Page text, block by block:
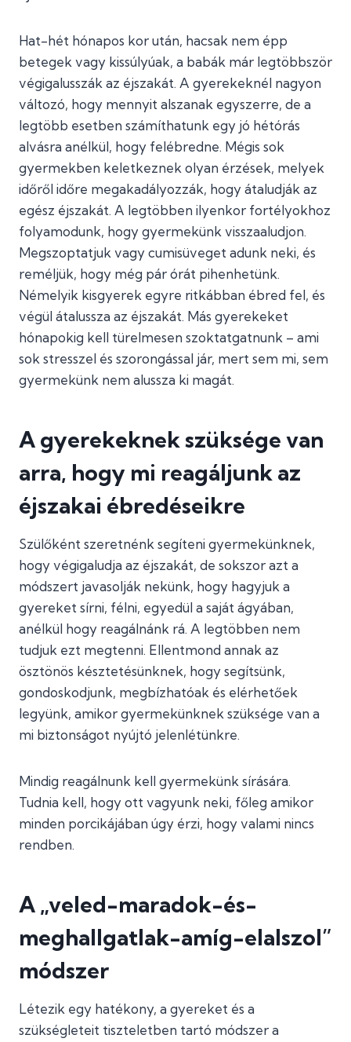
Hat-hét hónapos kor után, hacsak nem épp
betegek vagy kissúlyúak, a babák már legtöbbször
végigalusszák az éjszakát. A gyerekeknél nagyon
változó, hogy mennyit alszanak egyszerre, de a
legtöbb esetben számíthatunk egy jó hétórás
alvásra anélkül, hogy felébredne. Mégis sok
gyermekben keletkeznek olyan érzések, melyek
időről időre megakadályozzák, hogy átaludják az
egész éjszakát. A legtöbben ilyenkor fortélyokhoz
folyamodunk, hogy gyermekünk visszaaludjon.
Megszoptatjuk vagy cumisüveget adunk neki, és
reméljük, hogy még pár órát pihenhetünk.
Némelyik kisgyerek egyre ritkábban ébred fel, és
végül átalussza az éjszakát. Más gyerekeket
hónapokig kell türelmesen szoktatgatnunk – ami
sok stresszel és szorongással jár, mert sem mi, sem
gyermekünk nem alussza ki magát.
A gyerekeknek szüksége van
arra, hogy mi reagáljunk az
éjszakai ébredéseikre
Szülőként szeretnénk segíteni gyermekünknek,
hogy végigaludja az éjszakát, de sokszor azt a
módszert javasolják nekünk, hogy hagyjuk a
gyereket sírni, félni, egyedül a saját ágyában,
anélkül hogy reagálnánk rá. A legtöbben nem
tudjuk ezt megtenni. Ellentmond annak az
ösztönös késztetésünknek, hogy segítsünk,
gondoskodjunk, megbízhatóak és elérhetőek
legyünk, amikor gyermekünknek szüksége van a
mi biztonságot nyújtó jelenlétünkre.
Mindig reagálnunk kell gyermekünk sírására.
Tudnia kell, hogy ott vagyunk neki, főleg amikor
minden porcikájában úgy érzi, hogy valami nincs
rendben.
A „veled-maradok-és-
meghallgatlak-amíg-elalszol”
módszer
Létezik egy hatékony, a gyereket és a
szükségleteit tiszteletben tartó módszer a